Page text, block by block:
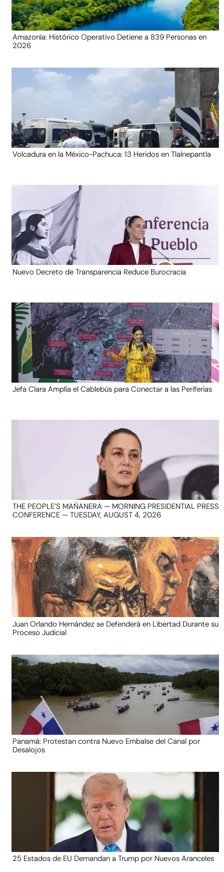
Amazonía: Histórico Operativo Detiene a 839 Personas en
2026
Volcadura en la México-Pachuca: 13 Heridos en Tlalnepantla
Nuevo Decreto de Transparencia Reduce Burocracia
Jefa Clara Amplía el Cablebús para Conectar a las Periferias
THE PEOPLE’S MAÑANERA — MORNING PRESIDENTIAL PRESS
CONFERENCE — TUESDAY, AUGUST 4, 2026
Juan Orlando Hernández se Defenderá en Libertad Durante su
Proceso Judicial
Panamá: Protestan contra Nuevo Embalse del Canal por
Desalojos
25 Estados de EU Demandan a Trump por Nuevos Aranceles